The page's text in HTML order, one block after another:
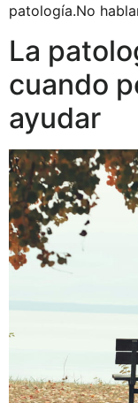
patología.No
La
cuando
ayudar